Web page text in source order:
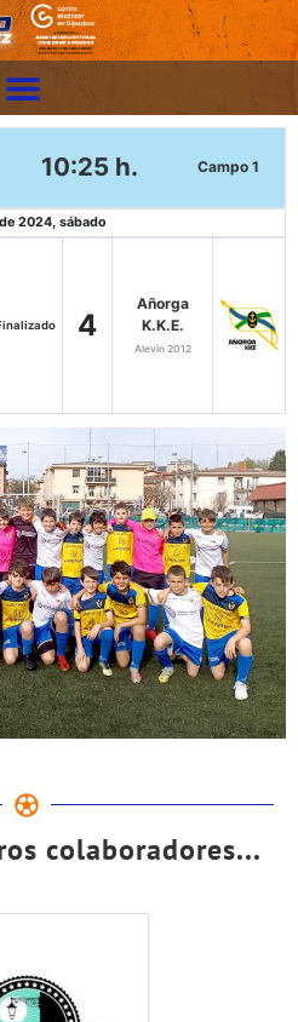
10:25 h. Campo 1
2024, sábado
4
Añorga
K.K.E.
Alevín 2012
colaboradores...